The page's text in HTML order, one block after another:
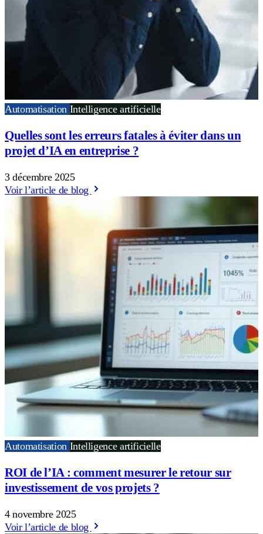
Automatisation Intelligence artificielle
Quelles sont les erreurs fatales à éviter dans un
projet d’IA en entreprise ?
3 décembre 2025
Voir l’article de blog
Automatisation Intelligence artificielle
ROI de l’IA : comment mesurer le retour sur
investissement de vos projets ?
4 novembre 2025
Voir l’article de blog